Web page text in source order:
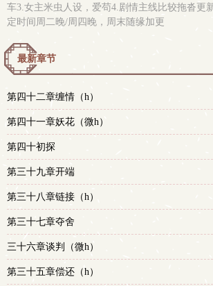
车3.女主米虫人设，爱苟4.剧情主线比较拖沓更
定时间周二晚/周四晚，周末随缘加更
最新章节
第四十二章缠情（h）
第四十一章妖花（微h）
第四十初探
第三十九章开端
第三十八章链接（h）
第三十七章夺舍
三十六章谈判（微h）
第三十五章偿还（h）